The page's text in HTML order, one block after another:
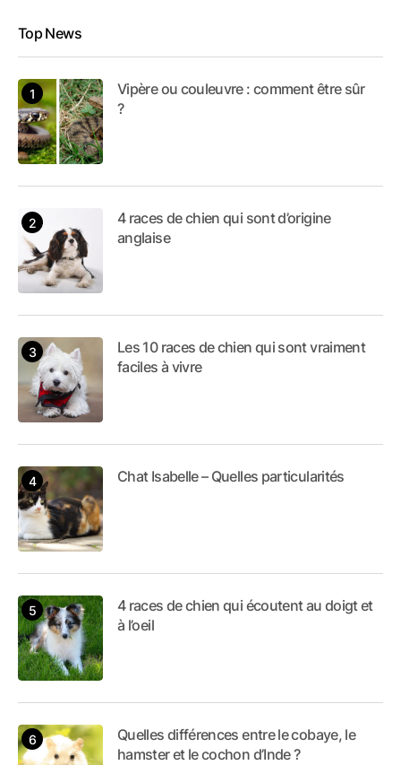
Top News
Vipère ou couleuvre : comment être sûr
?
4 races de chien qui sont d’origine
anglaise
Les 10 races de chien qui sont vraiment
faciles à vivre
Chat Isabelle – Quelles particularités
4 races de chien qui écoutent au doigt et
à l’oeil
Quelles différences entre le cobaye, le
hamster et le cochon d’Inde ?